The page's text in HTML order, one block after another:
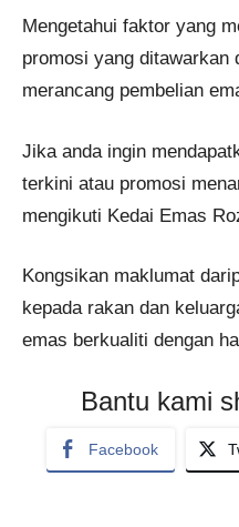
Mengetahui faktor yang
promosi yang ditawarkan
merancang pembelian
Jika anda ingin
terkini atau promosi
mengikuti Kedai Emas
Kongsikan maklumat
kepada rakan dan
emas berkualiti dengan
Bantu kami
Facebook